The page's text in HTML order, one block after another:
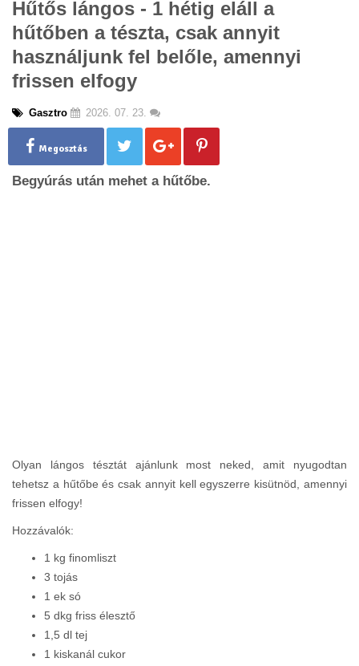
Hűtős lángos - 1 hétig eláll a
hűtőben a tészta, csak annyit
használjunk fel belőle, amennyi
frissen elfogy
Gasztro 2026. 07. 23.
Megosztás
Begyúrás után mehet a hűtőbe.
Olyan lángos tésztát ajánlunk most neked, amit nyugodtan
tehetsz a hűtőbe és csak annyit kell egyszerre kisütnöd, amennyi
frissen elfogy!
Hozzávalók:
1 kg finomliszt
3 tojás
1 ek só
5 dkg friss élesztő
1,5 dl tej
1 kiskanál cukor